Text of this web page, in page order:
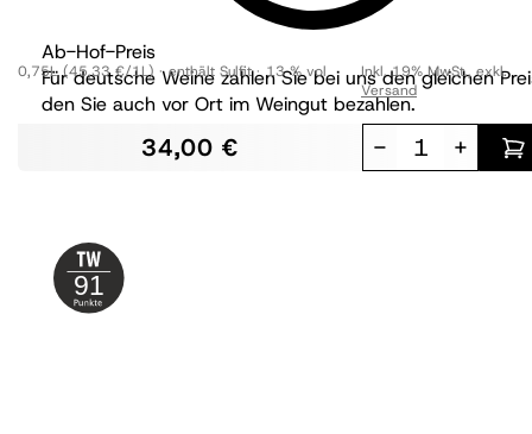
Ab-Hof-Preis
Für deutsche Weine zahlen Sie bei uns den gleichen
den Sie auch vor Ort im Weingut bezahlen.
0,75L (45,33 €/1L) enthält Sulfit 13 % vol
34,00 €
Inkl. 19% MwSt.,exkl.
Versand
- +
91